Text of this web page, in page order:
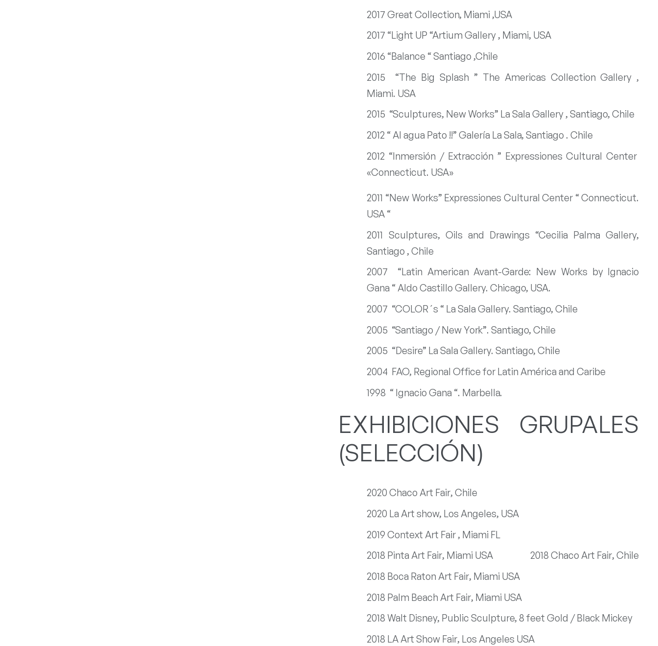
2017 Great Collection, Miami ,USA
2017 “Light UP “Artium Gallery , Miami, USA
2016 “Balance “ Santiago ,Chile
2015 “The Big Splash ” The Americas Collection Gallery ,
Miami. USA
2015 “Sculptures, New Works” La Sala Gallery , Santiago, Chile
2012 “ Al agua Pato !!” Galería La Sala, Santiago . Chile
2012 “Inmersión / Extracción ” Expressiones Cultural Center
«Connecticut. USA»
2011 “New Works” Expressiones Cultural Center “ Connecticut.
USA “
2011 Sculptures, Oils and Drawings “Cecilia Palma Gallery,
Santiago , Chile
2007 “Latin American Avant-Garde: New Works by Ignacio
Gana “ Aldo Castillo Gallery. Chicago, USA.
2007 “COLOR´s “ La Sala Gallery. Santiago, Chile
2005 “Santiago / New York”. Santiago, Chile
2005 “Desire” La Sala Gallery. Santiago, Chile
2004 FAO, Regional Office for Latin América and Caribe
1998 “ Ignacio Gana “. Marbella.
EXHIBICIONES GRUPALES
(SELECCIÓN)
2020 Chaco Art Fair, Chile
2020 La Art show, Los Angeles, USA
2019 Context Art Fair , Miami FL
2018 Pinta Art Fair, Miami USA
2018 Chaco Art Fair, Chile
2018 Boca Raton Art Fair, Miami USA
2018 Palm Beach Art Fair, Miami USA
2018 Walt Disney, Public Sculpture, 8 feet Gold / Black Mickey
2018 LA Art Show Fair, Los Angeles USA